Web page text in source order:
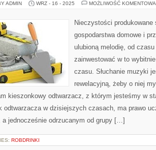
ADMIN WRZ - 16 - 2025 MOŻLIWOŚĆ
Nieczystości
gospodarstwa domowe i
ulubioną melodię, od
zainwestować w to wybitnie
czasu. Słuchanie muzyki
rewelacyjną, żeby o niej
kieszonkowy odtwarzacz, z którym jesteśmy w
odtwarzacza w dzisiejszych czasach, ma prawo
a jednocześnie odrzucanym od grupy […]
ROBDRINKI